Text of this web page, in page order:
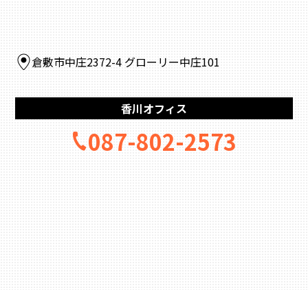
倉敷市中庄2372-4 グローリー中庄101
香川オフィス
087-802-2573